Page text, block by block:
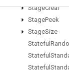
StageClear
StagePeek
StageSize
Stateful
Stateful
Stateful